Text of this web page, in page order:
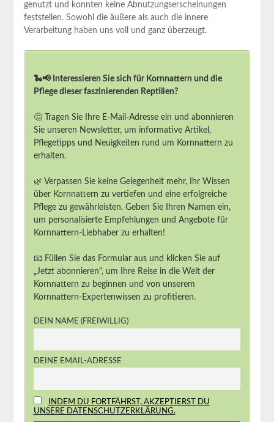
genutzt und konnten keine Abnutzungserscheinungen
feststellen. Sowohl die äußere als auch die innere
Verarbeitung haben uns voll und ganz ​überzeugt.
🐍📢 Interessieren Sie sich für Kornnattern und die
Pflege dieser faszinierenden Reptilien?
🤔 Tragen Sie Ihre E-Mail-Adresse ein und abonnieren
Sie unseren Newsletter, um informative Artikel,
Pflegetipps und Neuigkeiten rund um Kornnattern zu
erhalten.
🌿 Verpassen Sie keine Gelegenheit mehr, Ihr Wissen
über Kornnattern zu vertiefen und eine erfolgreiche
Pflege zu gewährleisten. Geben Sie Ihren Namen ein,
um personalisierte Empfehlungen und Angebote für
Kornnattern-Liebhaber zu erhalten!
📧 Füllen Sie das Formular aus und klicken Sie auf
„Jetzt abonnieren“, um Ihre Reise in die Welt der
Kornnattern zu beginnen und von unserem
Kornnattern-Expertenwissen zu profitieren.
DEIN NAME (FREIWILLIG)
DEINE EMAIL-ADRESSE
INDEM DU FORTFÄHRST, AKZEPTIERST DU
UNSERE DATENSCHUTZERKLÄRUNG.